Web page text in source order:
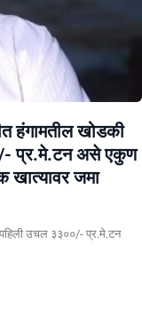
हंगामतील खोडकी
प्र.मे.टन असे एकुण
खात्यावर जमा
पहिली उचल ३३००/- प्र.मे.टन